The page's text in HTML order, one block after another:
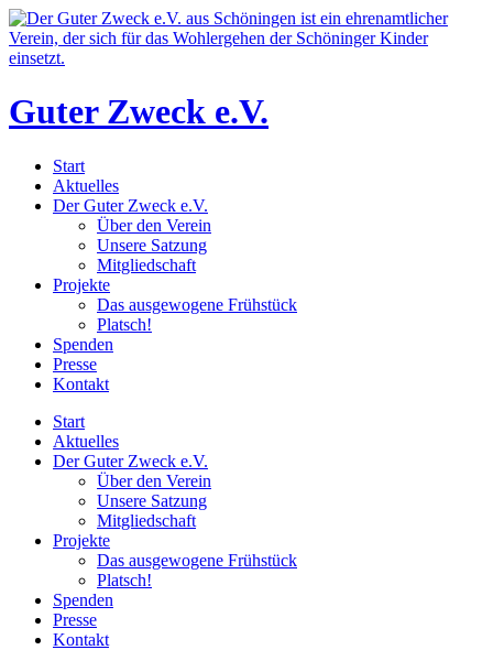
Zum
Inhalt
wechseln
Guter Zweck e.V.
Start
Aktuelles
Der Guter Zweck e.V.
Über den Verein
Unsere Satzung
Mitgliedschaft
Projekte
Das ausgewogene Frühstück
Platsch!
Spenden
Presse
Kontakt
Start
Aktuelles
Der Guter Zweck e.V.
Über den Verein
Unsere Satzung
Mitgliedschaft
Projekte
Das ausgewogene Frühstück
Platsch!
Spenden
Presse
Kontakt